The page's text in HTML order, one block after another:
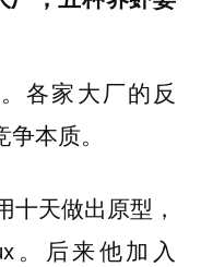
各家大厂的反
本质。
十天做出原型，
。后来他加入